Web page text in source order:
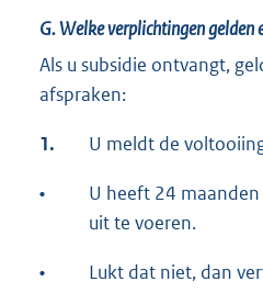
G. Welke verplichtingen gelden
Als u subsidie ontvangt,
afspraken:
1. U meldt de
•
U heeft 24
uit te voeren.
• Lukt dat niet, dan